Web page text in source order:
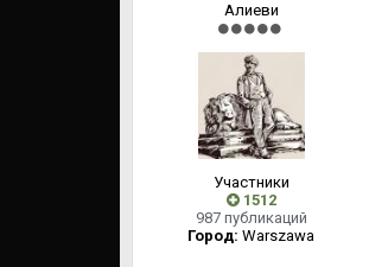
Алиеви
Участники
1512
987 публикаций
Город: Warszawa